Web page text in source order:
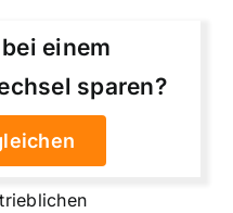
einem
sparen?